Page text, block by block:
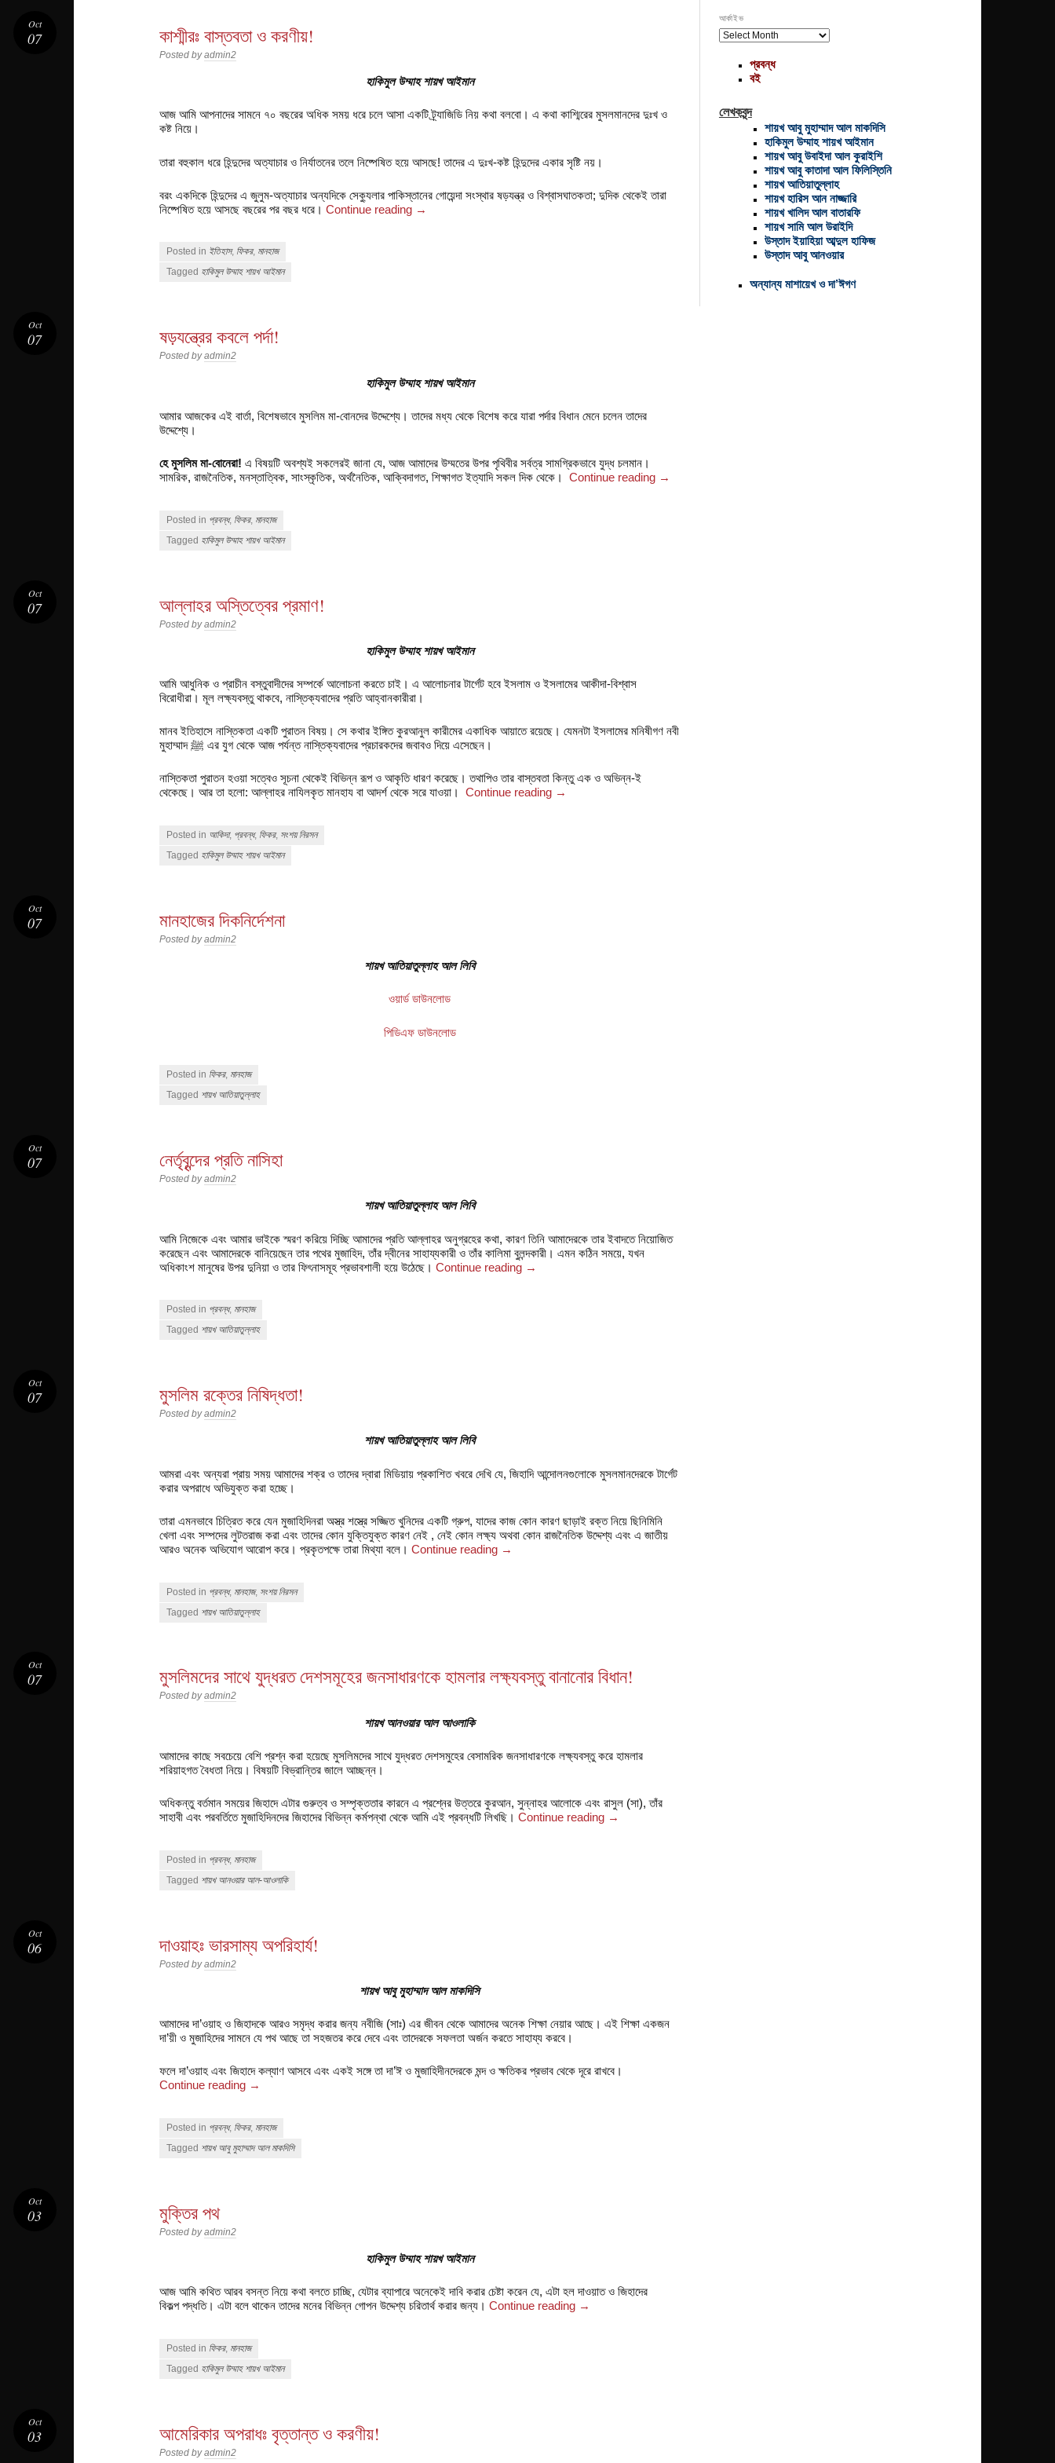
কাশ্মীরঃ বাস্তবতা ও করণীয়!
Posted byadmin2
হাকিমুল উম্মাহ শায়খ আইমান
আজ আমি আপনাদের সামনে ৭০ বছরের অধিক সময় ধরে চলে আসা একটি ট্র্যাজিডি নিয় কথা বলবো। এ কথা কাশ্মিরের মুসলমানদের দুঃখ ও
কষ্ট নিয়ে।
তারা বহুকাল ধরে হিন্দুদের অত্যাচার ও নির্যাতনের তলে নিষ্পেষিত হয়ে আসছে! তাদের এ দুঃখ-কষ্ট হিন্দুদের একার সৃষ্টি নয়।
বরং একদিকে হিন্দুদের এ জুলুম-অত্যাচার অন্যদিকে সেক্যুলার পাকিস্তানের গোয়েন্দা সংস্থার ষড়যন্ত্র ও বিশ্বাসঘাতকতা; দুদিক থেকেই তারা
নিষ্পেষিত হয়ে আসছে বছরের পর বছর ধরে। Continue reading →
Posted in ইতিহাস, ফিকর, মানহাজ
Tagged হাকিমুল উম্মাহ শায়খ আইমান
Oct
07
ষড়যন্ত্রের কবলে পর্দা!
Posted byadmin2
হাকিমুল উম্মাহ শায়খ আইমান
আমার আজকের এই বার্তা, বিশেষভাবে মুসলিম মা-বোনদের উদ্দেশ্যে। তাদের মধ্য থেকে বিশেষ করে যারা পর্দার বিধান মেনে চলেন তাদের
উদ্দেশ্যে।
হে মুসলিম মা-বোনেরা! এ বিষয়টি অবশ্যই সকলেরই জানা যে, আজ আমাদের উম্মতের উপর পৃথিবীর সর্বত্র সামগ্রিকভাবে যুদ্ধ চলমান।
সামরিক, রাজনৈতিক, মনস্তাত্বিক, সাংস্কৃতিক, অর্থনৈতিক, আক্বিদাগত, শিক্ষাগত ইত্যাদি সকল দিক থেকে।
Continue reading →
Posted in প্রবন্ধ, ফিকর, মানহাজ
Tagged হাকিমুল উম্মাহ শায়খ আইমান
Oct
07
আল্লাহর অস্তিত্বের প্রমাণ!
Posted byadmin2
হাকিমুল উম্মাহ শায়খ আইমান
আমি আধুনিক ও প্রাচীন বস্তুবাদীদের সম্পর্কে আলোচনা করতে চাই। এ আলোচনার টার্গেট হবে ইসলাম ও ইসলামের আকীদা-বিশ্বাস
বিরোধীরা। মূল লক্ষ্যবস্তু থাকবে, নাস্তিক্যবাদের প্রতি আহ্বানকারীরা।
মানব ইতিহাসে নাস্তিকতা একটি পুরাতন বিষয়। সে কথার ইঙ্গিত কুরআনুল কারীমের একাধিক আয়াতে রয়েছে। যেমনটা ইসলামের মনিষীগণ নবী
মুহাম্মাদﷺ এর যুগ থেকে আজ পর্যন্ত নাস্তিক্যবাদের প্রচারকদের জবাবও দিয়ে এসেছেন।
নাস্তিকতা পুরাতন হওয়া সত্বেও সূচনা থেকেই বিভিন্ন রূপ ও আকৃতি ধারণ করেছে। তথাপিও তার বাস্তবতা কিন্তু এক ও অভিন্ন-ই
থেকেছে। আর তা হলো: আল্লাহর নাযিলকৃত মানহায বা আদর্শ থেকে সরে যাওয়া।
Continue reading →
Posted in আকিদা, প্রবন্ধ, ফিকর, সংশয় নিরসন
Tagged হাকিমুল উম্মাহ শায়খ আইমান
Oct
07
মানহাজের দিকনির্দেশনা
Posted byadmin2
শায়খ আতিয়াতুল্লাহ আল লিবি
ওয়ার্ড ডাউনলোড
পিডিএফ ডাউনলোড
Posted in ফিকর, মানহাজ
Tagged শায়খ আতিয়াতুল্লাহ
Oct
07
নের্তৃবৃন্দের প্রতি নাসিহা
Posted byadmin2
শায়খ আতিয়াতুল্লাহ আল লিবি
আমি নিজেকে এবং আমার ভাইকে স্মরণ করিয়ে দিচ্ছি আমাদের প্রতি আল্লাহর অনুগ্রহের কথা, কারণ তিনি আমাদেরকে তার ইবাদতে নিয়োজিত
করেছেন এবং আমাদেরকে বানিয়েছেন তার পথের মুজাহিদ, তাঁর দ্বীনের সাহায্যকারী ও তাঁর কালিমা বুলন্দকারী। এমন কঠিন সময়ে, যখন
অধিকাংশ মানুষের উপর দুনিয়া ও তার ফিৎনাসমূহ প্রভাবশালী হয়ে উঠেছে।Continue reading →
Posted in প্রবন্ধ, মানহাজ
Tagged শায়খ আতিয়াতুল্লাহ
Oct
07
মুসলিম রক্তের নিষিদ্ধতা!
Posted byadmin2
শায়খ আতিয়াতুল্লাহ আল লিবি
আমরা এবং অন্যরা প্রায় সময় আমাদের শক্র ও তাদের দ্বারা মিডিয়ায় প্রকাশিত খবরে দেখি যে, জিহাদি আন্দোলনগুলোকে মুসলমানদেরকে টার্গেট
করার অপরাধে অভিযুক্ত করা হচ্ছে।
তারা এমনভাবে চিত্রিত করে যেন মুজাহিদিনরা অস্ত্র শস্ত্রে সজ্জিত খুনিদের একটি গ্রুপ, যাদের কাজ কোন কারণ ছাড়াই রক্ত নিয়ে ছিনিমিনি
খেলা এবং সম্পদের লুটতরাজ করা এবং তাদের কোন যুক্তিযুক্ত কারণ নেই , নেই কোন লক্ষ্য অথবা কোন রাজনৈতিক উদ্দেশ্য এবং এ জাতীয়
আরও অনেক অভিযোগ আরোপ করে। প্রকৃতপক্ষে তারা মিথ্যা বলে।Continue reading →
Posted in প্রবন্ধ, মানহাজ, সংশয় নিরসন
Tagged শায়খ আতিয়াতুল্লাহ
Oct
07
মুসলিমদের সাথে যুদ্ধরত দেশসমূহের জনসাধারণকে হামলার লক্ষ্যবস্তু বানানোর বিধান!
Posted byadmin2
শায়খ আনওয়ার আল আওলাকি
আমাদের কাছে সবচেয়ে বেশি প্রশ্ন করা হয়েছে মুসলিমদের সাথে যুদ্ধরত দেশসমুহের বেসামরিক জনসাধারণকে লক্ষ্যবস্তু করে হামলার
শরিয়াহগত বৈধতা নিয়ে। বিষয়টি বিভ্রান্তির জালে আচ্ছন্ন।
অধিকন্তু বর্তমান সময়ের জিহাদে এটার গুরুত্ব ও সম্পৃক্ততার কারনে এ প্রশ্নের উত্তরে কুরআন,সুন্নাহর আলোকে এবং রাসুল (সা),তাঁর
সাহাবী এবং পরবর্তিতে মুজাহিদিনদের জিহাদের বিভিন্ন কর্মপন্থা থেকে আমি এই প্রবন্ধটি লিখছি।Continue reading →
Posted in প্রবন্ধ, মানহাজ
Tagged শায়খ আনওয়ার আল-আওলাকি
Oct
07
দাওয়াহঃ ভারসাম্য অপরিহার্য!
Posted byadmin2
শায়খ আবু মুহাম্মাদ আল মাকদিসি
আমাদের দা’ওয়াহ ও জিহাদকে আরও সমৃদ্ধ করার জন্য নবীজি (সাঃ) এর জীবন থেকে আমাদের অনেক শিক্ষা নেয়ার আছে। এই শিক্ষা একজন
দা’য়ী ও মুজাহিদের সামনে যে পথ আছে তা সহজতর করে দেবে এবং তাদেরকে সফলতা অর্জন করতে সাহায্য করবে।
ফলে দা’ওয়াহ এবং জিহাদে কল্যাণ আসবে এবং একই সঙ্গে তা দা’ঈ ও মুজাহিদীনদেরকে মন্দ ও ক্ষতিকর প্রভাব থেকে দূরে রাখবে।
Continue reading →
Posted in প্রবন্ধ, ফিকর, মানহাজ
Tagged শায়খ আবু মুহাম্মাদ আল মাকদিসি
Oct
06
মুক্তির পথ
Posted byadmin2
হাকিমুল উম্মাহ শায়খ আইমান
আজ আমি কথিত আরব বসন্ত নিয়ে কথা বলতে চাচ্ছি, যেটার ব্যাপারে অনেকেই দাবি করার চেষ্টা করেন যে, এটা হল দাওয়াত ও জিহাদের
বিকল্প পদ্ধতি। এটা বলে থাকেন তাদের মনের বিভিন্ন গোপন উদ্দেশ্য চরিতার্থ করার জন্য।Continue reading →
Posted in ফিকর, মানহাজ
Tagged হাকিমুল উম্মাহ শায়খ আইমান
Oct
03
আমেরিকার অপরাধঃ বৃত্তান্ত ও করণীয়!
Posted byadmin2
Oct
03
আর্কাইভ
আর্কাইভ
প্রবন্ধ
বই
লেখকবৃন্দ
শায়খ আবু মুহাম্মাদ আল মাকদিসি
হাকিমুল উম্মাহ শায়খ আইমান
শায়খ আবু উবাইদা আল কুরাইশি
শায়খ আবু কাতাদা আল ফিলিস্তিনি
শায়খ আতিয়াতুল্লাহ
শায়খ হারিস আন নাজ্জারি
শায়খ খালিদ আল বাতারফি
শায়খ সামি আল উরাইদি
উস্তাদ ইয়াহিয়া আব্দুল হাফিজ
উস্তাদ আবু আনওয়ার
অন্যান্য মাশায়েখ ও দা’ঈগণ